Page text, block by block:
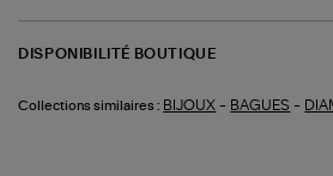
DISPONIBILITÉ BOUTIQUE
Collections similaires : BIJOUX - BAGUES -